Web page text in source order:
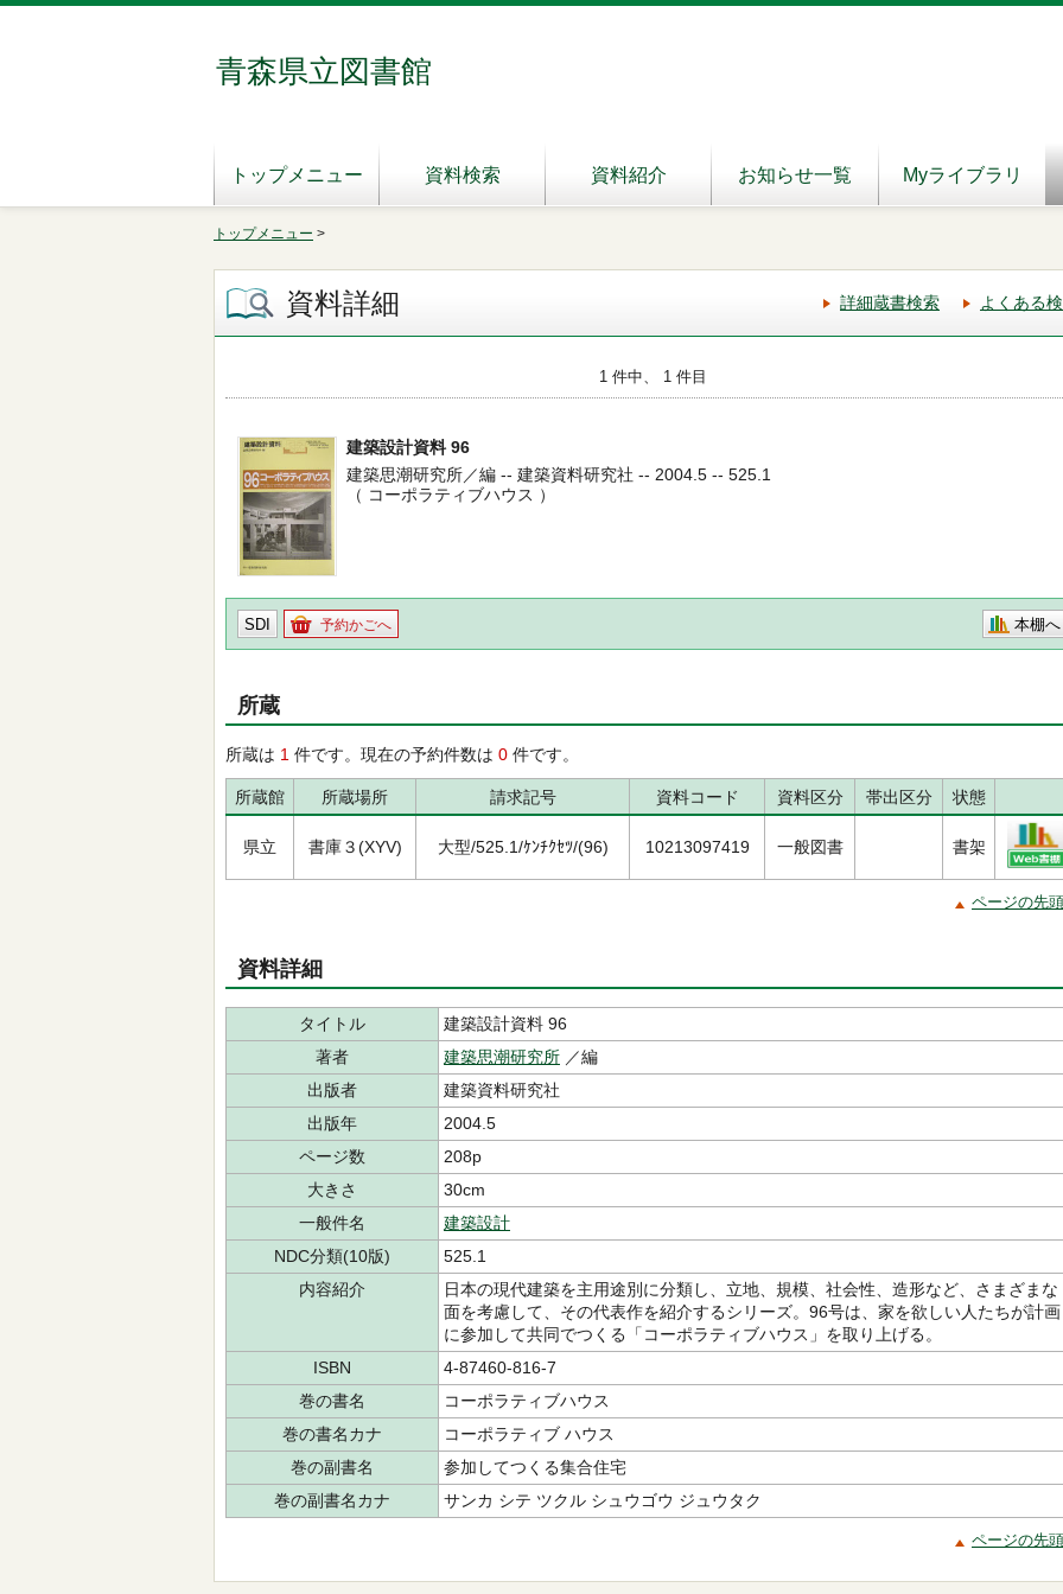
青森県立図書館
トップメニュー 資料検索 資料紹介 お知らせ一覧 Myライブラリ
トップメニュー >
資料詳細 詳細蔵書検索 よくある
1 件中、 1 件目
建築設計資料 96
建築思潮研究所／編 -- 建築資料研究社 -- 2004.5 -- 525.1
（ コーポラティブハウス ）
SDI 予約かごへ 本棚へ
所蔵
所蔵は 1 件です。現在の予約件数は 0 件です。
所蔵館 所蔵場所 請求記号 資料コード 資料区分 帯出区分 状態
県立 書庫３(XYV) 大型/525.1/ｹﾝﾁｸｾﾂ/(96) 10213097419 一般図書 書架
ページの先
資料詳細
タイトル
建築設計資料 96
著者
建築思潮研究所 ／編
出版者
建築資料研究社
出版年
2004.5
ページ数
208p
大きさ
30cm
一般件名
建築設計
NDC分類(10版)
525.1
内容紹介
日本の現代建築を主用途別に分類し、立地、規模、社会性、造形など、さまざまな
面を考慮して、その代表作を紹介するシリーズ。96号は、家を欲しい人たちが計画
に参加して共同でつくる「コーポラティブハウス」を取り上げる。
ISBN
4-87460-816-7
巻の書名
コーポラティブハウス
巻の書名カナ
コーポラティブ ハウス
巻の副書名
参加してつくる集合住宅
巻の副書名カナ
サンカ シテ ツクル シュウゴウ ジュウタク
ページの先